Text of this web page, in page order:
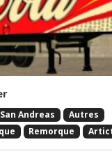
San Andreas
Autres
Remorque